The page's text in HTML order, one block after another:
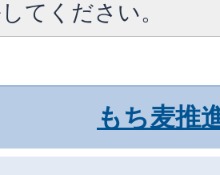
てください。
もち麦推